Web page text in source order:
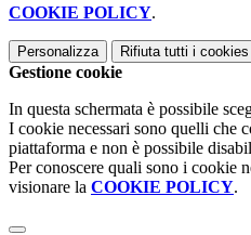
COOKIE POLICY.
Personalizza Rifiuta tutti i cookies
Gestione cookie
In questa schermata è possibile
I cookie necessari sono quelli che
piattaforma e non è possibile
Per conoscere quali sono i cookie
visionare la COOKIE POLICY.